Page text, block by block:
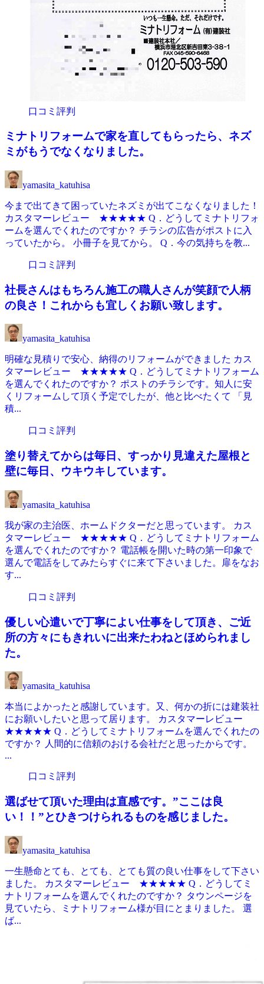
口コミ評判
ミナトリフォームで家を直してもらったら、ネズ
ミがもうでなくなりました。
yamasita_katuhisa
今まで出てきて困っていたネズミが出てこなくなりました！
カスタマーレビュー ★★★★★ Q．どうしてミナトリフォ
ームを選んでくれたのですか？ チラシの広告がポストに入
っていたから。 小冊子を見てから。 Q．今の気持ちを教...
口コミ評判
社長さんはもちろん施工の職人さんが笑顔で人柄
の良さ！これからも宜しくお願い致します。
yamasita_katuhisa
明確な見積りで安心、納得のリフォームができました カス
タマーレビュー ★★★★★ Q．どうしてミナトリフォーム
を選んでくれたのですか？ ポストのチラシです。知人に安
くリフォームして頂く予定でしたが、他と比べたくて 「見
積...
口コミ評判
塗り替えてからは毎日、すっかり見違えた屋根と
壁に毎日、ウキウキしています。
yamasita_katuhisa
我が家の主治医、ホームドクターだと思っています。 カス
タマーレビュー ★★★★★ Q．どうしてミナトリフォーム
を選んでくれたのですか？ 電話帳を開いた時の第一印象で
選んで電話をしてみたらすぐに来て下さいました。扉をなお
す...
口コミ評判
優しい心遣いで丁寧によい仕事をして頂き、ご近
所の方々にもきれいに出来たわねとほめられまし
た。
yamasita_katuhisa
本当によかったと感謝しています。又、何かの折には建装社
にお願いしたいと思って居ります。 カスタマーレビュー
★★★★★ Q．どうしてミナトリフォームを選んでくれたの
ですか？ 人間的に信頼のおける会社だと思ったからです。
...
口コミ評判
選ばせて頂いた理由は直感です。”ここは良
い！！”とひきつけられるものを感じました。
yamasita_katuhisa
一生懸命とても、とても、とても質の良い仕事をして下さい
ました。 カスタマーレビュー ★★★★★ Q．どうしてミ
ナトリフォームを選んでくれたのですか？ タウンページを
見ていたら、ミナトリフォーム様が目にとまりました。 選
ば...